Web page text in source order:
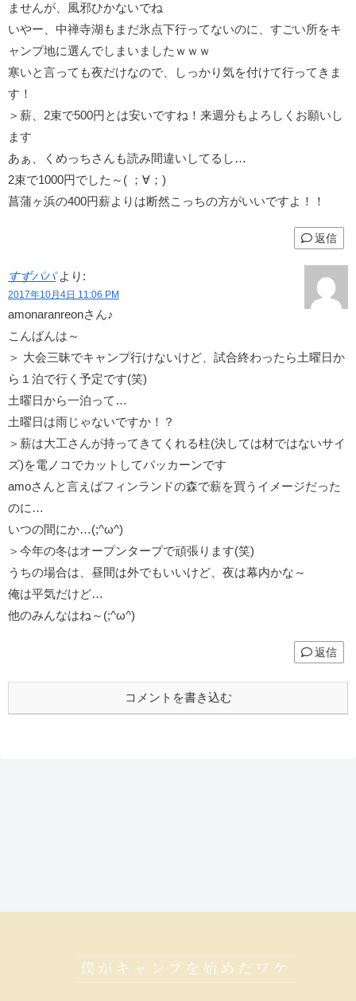
ませんが、風邪ひかないでね
いやー、中禅寺湖もまだ氷点下行ってないのに、すごい所をキ
ャンプ地に選んでしまいましたｗｗｗ
寒いと言っても夜だけなので、しっかり気を付けて行ってきま
す！
＞薪、2束で500円とは安いですね！来週分もよろしくお願いし
ます
あぁ、くめっちさんも読み間違いしてるし…
2束で1000円でした～( ；∀；)
菖蒲ヶ浜の400円薪よりは断然こっちの方がいいですよ！！
返信
すずパパ より:
2017年10月4日 11:06 PM
amonaranreonさん♪
こんばんは～
＞ 大会三昧でキャンプ行けないけど、試合終わったら土曜日か
ら１泊で行く予定です(笑)
土曜日から一泊って…
土曜日は雨じゃないですか！？
＞薪は大工さんが持ってきてくれる柱(決しては材ではないサイ
ズ)を電ノコでカットしてパッカーンです
amoさんと言えばフィンランドの森で薪を買うイメージだった
のに…
いつの間にか…(;^ω^)
＞今年の冬はオープンタープで頑張ります(笑)
うちの場合は、昼間は外でもいいけど、夜は幕内かな～
俺は平気だけど…
他のみんなはね～(;^ω^)
返信
コメントを書き込む